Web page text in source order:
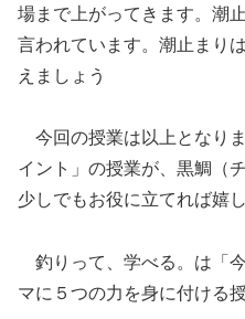
場まで上がってきます。潮
言われています。潮止まり
えましょう
今回の授業は以上となり
イント」の授業が、黒鯛（
少しでもお役に立てれば嬉し
釣りって、学べる。は「
マに５つの力を身に付ける